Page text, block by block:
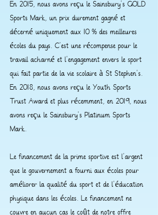
En 2015, nous avons reçu le Sainsbury's GOLD
Sports Mark, un prix durement gagné et
décerné uniquement aux 10 % des meilleures
écoles du pays. C'est une récompense pour le
travail acharné et l'engagement envers le sport
qui fait partie de la vie scolaire à St Stephen's.
En 2018, nous avons reçu le Youth Sports
Trust Award et plus récemment, en 2019, nous
avons reçu le Sainsbury's Platinum Sports
Mark.
Le financement de la prime sportive est l'argent
que le gouvernement a fourni aux écoles pour
améliorer la qualité du sport et de l'éducation
physique dans les écoles. Le financement ne
couvre en aucun cas le coût de notre offre